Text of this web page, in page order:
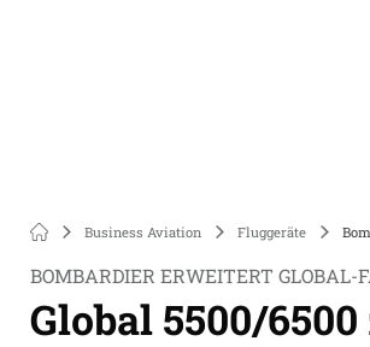
Business Aviation Fluggeräte
BOMBARDIER ERWEITERT GLOBAL-
Global 5500/